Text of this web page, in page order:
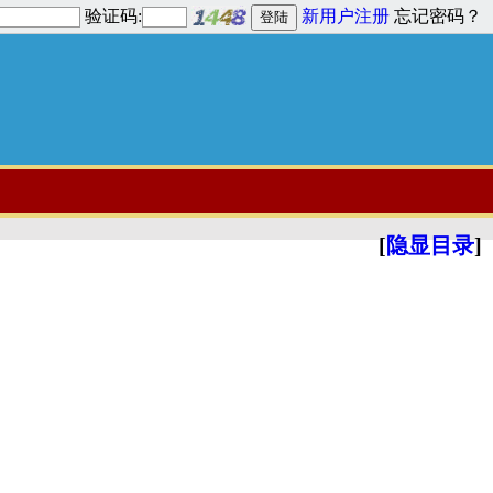
验证码: 新用户注册 忘记密码？
[隐显目录]